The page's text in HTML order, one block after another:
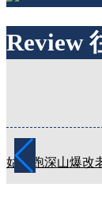
Review
姑娘跑深山爆改